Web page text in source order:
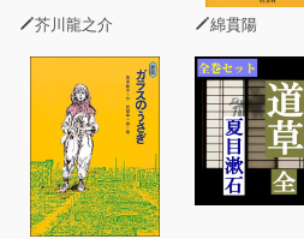
が、「なぜ」という表現だと、
一方、「なにがあって」とい
も物事や環境などにあったかも
も含まれるので、人を責めてい
「なぜ」は「なに」に変えると
り）
芥川龍之介 綿貫陽